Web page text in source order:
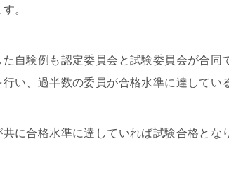
。
自験例も認定委員会と試験委員会が合同
い、過半数の委員が合格水準に達してい
に合格水準に達していれば試験合格とな